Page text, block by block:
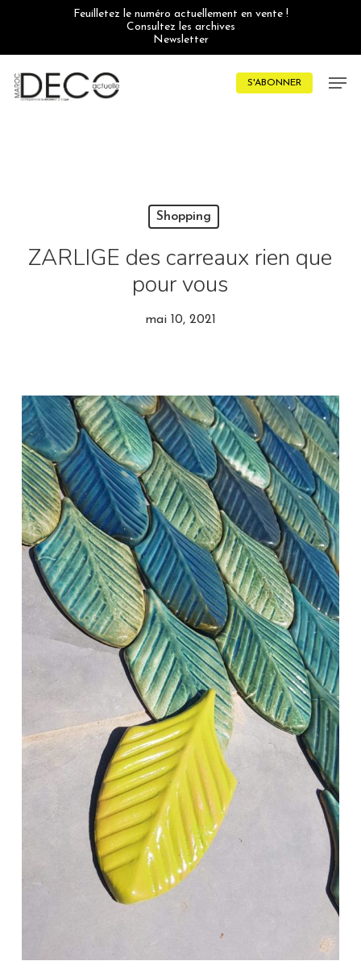
Feuilletez le numéro actuellement en vente !
Consultez les archives
Newsletter
S'ABONNER
Shopping
ZARLIGE des carreaux rien que
pour vous
mai 10, 2021